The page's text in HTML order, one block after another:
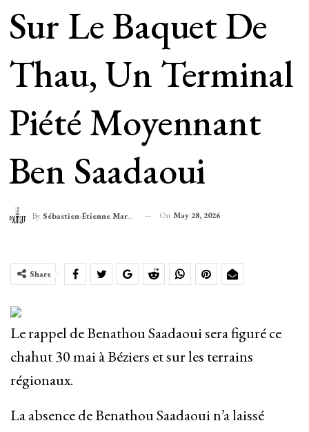
Sur Le Baquet De
Thau, Un Terminal
Piété Moyennant
Ben Saadaoui
By Sébastien-Étienne Marechal On May 28, 2026
Share
Le rappel de Benathou Saadaoui sera figuré ce
chahut 30 mai à Béziers et sur les terrains
régionaux.
La absence de Benathou Saadaoui n’a laissé